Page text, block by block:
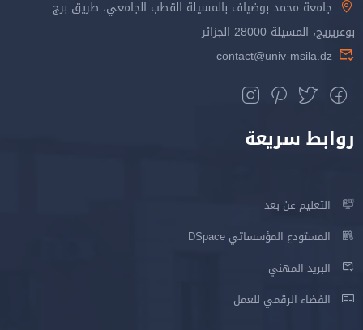
جامعة محمد بوضياف بالمسيلة القطب الجامعي، طريق برج
بوعريريج، المسيلة 28000 الجزائر
contact@univ-msila.dz
روابط سريعة
التعليم عن بعد
المستودع المؤسساتي DSpace
البريد المهني
الفضاء الرقمي للعمل